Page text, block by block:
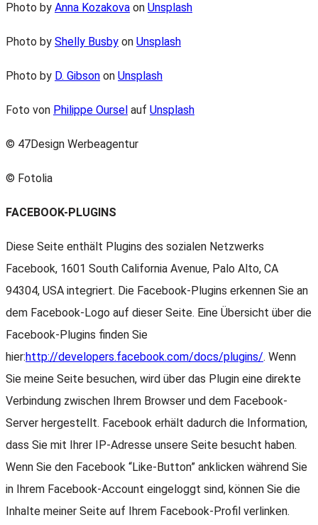
Photo by Anna Kozakova on Unsplash
Photo by Shelly Busby on Unsplash
Photo by D. Gibson on Unsplash
Foto von Philippe Oursel auf Unsplash
© 47Design Werbeagentur
© Fotolia
FACEBOOK-PLUGINS
Diese Seite enthält Plugins des sozialen Netzwerks
Facebook, 1601 South California Avenue, Palo Alto, CA
94304, USA integriert. Die Facebook-Plugins erkennen Sie an
dem Facebook-Logo auf dieser Seite. Eine Übersicht über die
Facebook-Plugins finden Sie
hier:http://developers.facebook.com/docs/plugins/. Wenn
Sie meine Seite besuchen, wird über das Plugin eine direkte
Verbindung zwischen Ihrem Browser und dem Facebook-
Server hergestellt. Facebook erhält dadurch die Information,
dass Sie mit Ihrer IP-Adresse unsere Seite besucht haben.
Wenn Sie den Facebook “Like-Button” anklicken während Sie
in Ihrem Facebook-Account eingeloggt sind, können Sie die
Inhalte meiner Seite auf Ihrem Facebook-Profil verlinken.